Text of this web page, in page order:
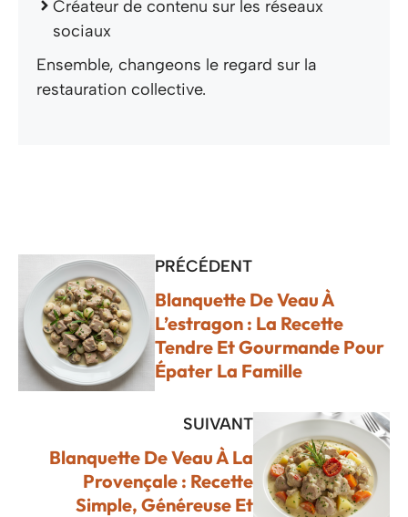
Créateur de contenu sur les réseaux
sociaux
Ensemble, changeons le regard sur la
restauration collective.
PRÉCÉDENT
Blanquette De Veau À
L’estragon : La Recette
Tendre Et Gourmande Pour
Épater La Famille
SUIVANT
Blanquette De Veau À La
Provençale : Recette
Simple, Généreuse Et